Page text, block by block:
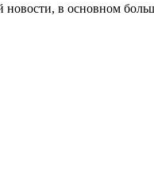
в основном